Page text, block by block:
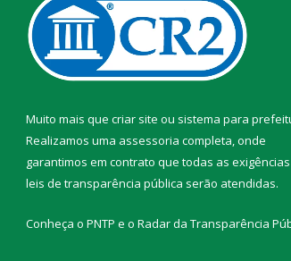
Muito mais que criar site ou sistema para
Realizamos uma assessoria completa, onde
garantimos em contrato que todas as
leis de transparência pública serão atendidas.
Conheça o PNTP e o Radar da Transparência